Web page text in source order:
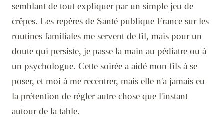
semblant de tout expliquer par un simple jeu de
crêpes. Les repères de Santé publique France sur les
routines familiales me servent de fil, mais pour un
doute qui persiste, je passe la main au pédiatre ou à
un psychologue. Cette soirée a aidé mon fils à se
poser, et moi à me recentrer, mais elle n'a jamais eu
la prétention de régler autre chose que l'instant
autour de la table.